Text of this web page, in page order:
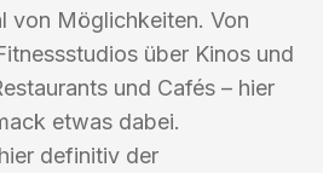
von Möglichkeiten. Von
über Kinos und
und Cafés – hier
etwas dabei.
definitiv der